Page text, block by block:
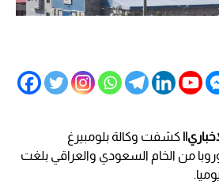
كشفت وكالة بلومبيرغ
من الخام السعودي والعراقي بلغت